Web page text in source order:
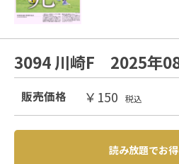
3094 川崎F 2025年
販売価格 ￥150 税込
読み放題でお